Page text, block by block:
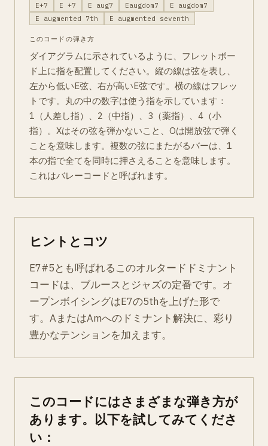
E+7
E +7 E aug7 Eaugdom7
E augdom7
E augmented 7th
E augmented seventh
このコードの弾き方
ダイアグラムに示されているように、フレットボー
ド上に指を配置してください。縦の線は弦を表し、
左から低いE弦、右が高いE弦です。横の線はフレッ
トです。丸の中の数字は使う指を示しています：
1（人差し指）、2（中指）、3（薬指）、4（小
指）。Xはその弦を弾かないこと、Oは開放弦で弾く
ことを意味します。複数の弦にまたがるバーは、1
本の指で全てを同時に押さえることを意味します。
これはバレーコードと呼ばれます。
ヒントとコツ
E7#5とも呼ばれるこのオルタードドミナント
コードは、ブルースとジャズの定番です。オ
ープンボイシングはE7の5thを上げた形で
す。AまたはAmへのドミナント解決に、彩り
豊かなテンションを加えます。
このコードにはさまざまな弾き方が
あります。以下を試してみてくださ
い：